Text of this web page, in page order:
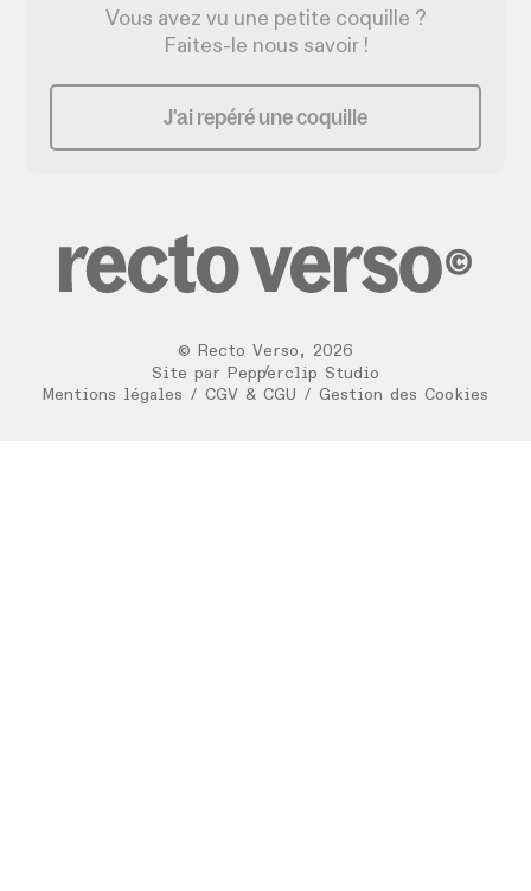
Vous avez vu une petite coquille ?
Faites-le nous savoir !
J'ai repéré une coquille
© Recto Verso , 2026
/
Site par
Pepperclip Studio
Mentions légales / CGV & CGU / Gestion des Cookies